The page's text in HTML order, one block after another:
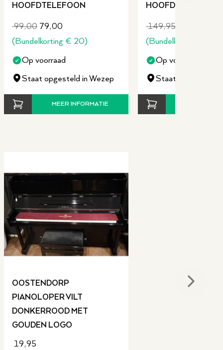
HOOFDTELEFOON
99,00 79,00
(Bundelkorting € 20)
Op voorraad
Staat opgesteld in Wezep
MEER INFORMATIE
HOOFDTELEFOON
149,95
(Bundelkorting
Op voorraad
Staat opgesteld in
OOSTENDORP
PIANOLOPER VILT
DONKERROOD MET
GOUDEN LOGO
19,95
Next